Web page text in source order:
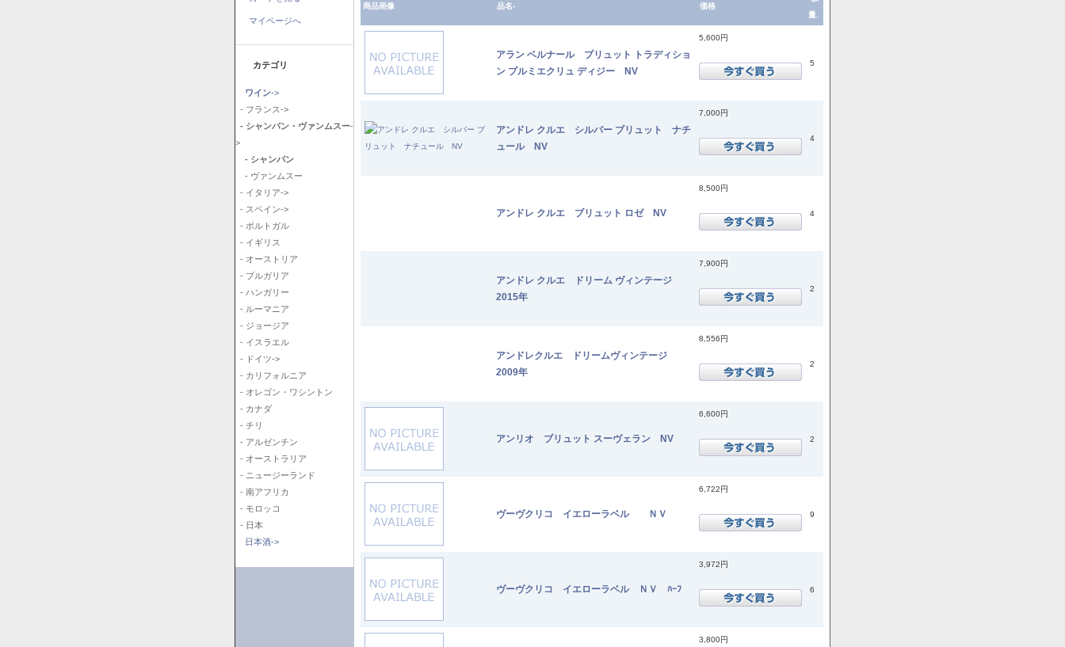
マイページへ
カテゴリ
ワイン->
- フランス->
- シャンパン・ヴァンムスー-
>
- シャンパン
- ヴァンムスー
- イタリア->
- スペイン->
- ポルトガル
- イギリス
- オーストリア
- ブルガリア
- ハンガリー
- ルーマニア
- ジョージア
- イスラエル
- ドイツ->
- カリフォルニア
- オレゴン・ワシントン
- カナダ
- チリ
- アルゼンチン
- オーストラリア
- ニュージーランド
- 南アフリカ
- モロッコ
- 日本
日本酒->
商品画像 品名- 価格
量.
アラン ベルナール ブリュット トラディショ
ン プルミエクリュ ディジー NV
5,600円
5
アンドレ クルエ シルバー ブリュット ナチ
ュール NV
7,000円
4
アンドレ クルエ ブリュット ロゼ NV
8,500円
4
アンドレ クルエ ドリーム ヴィンテージ
2015年
7,900円
2
アンドレクルエ ドリームヴィンテージ
2009年
8,556円
2
アンリオ ブリュット スーヴェラン NV
6,600円
2
ヴーヴクリコ イエローラベル ＮＶ
6,722円
9
ヴーヴクリコ イエローラベル ＮＶ ﾊｰﾌ
3,972円
6
3,800円